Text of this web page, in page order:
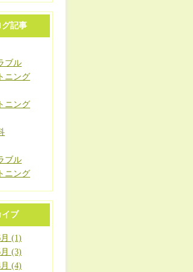
記事
ブル
ニング
ニング
ブル
ニング
イブ
(1)
(3)
(4)